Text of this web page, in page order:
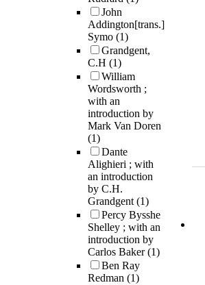
John
Addington[trans.]
Symo (1)
Grandgent,
C.H (1)
William
Wordsworth ;
with an
introduction by
Mark Van Doren
(1)
Dante
Alighieri ; with
an introduction
by C.H.
Grandgent(1)
Percy Bysshe
Shelley ; with an
introduction by
Carlos Baker(1)
Ben Ray
Redman (1)